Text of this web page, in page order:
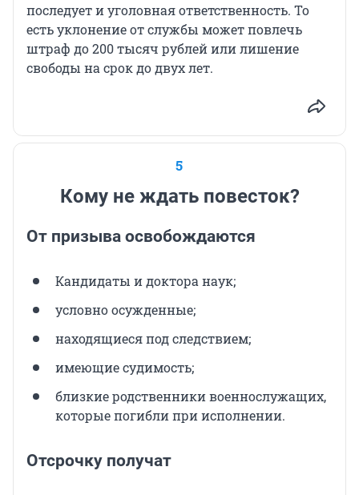
последует и уголовная ответственность. То
есть уклонение от службы может повлечь
штраф до200 тысяч рублей или лишение
свободы на срок до двух лет.
5
Кому не ждать повесток?
От призыва освобождаются
Кандидаты и доктора наук;
условно осужденные;
находящиеся под следствием;
имеющие судимость;
близкие родственники военнослужащих,
которые погибли при исполнении.
Отсрочку получат